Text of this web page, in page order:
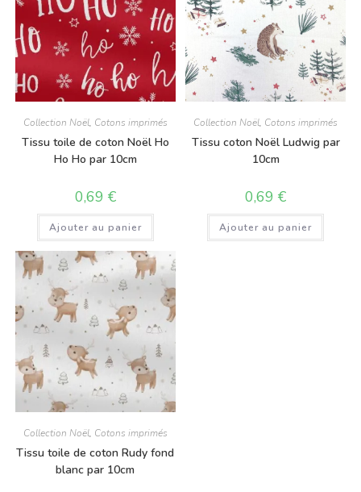
Collection Noël, Cotons imprimés
Tissu toile de coton Noël Ho
Ho Ho par 10cm
0,69 €
Ajouter au panier
Collection Noël, Cotons imprimés
Tissu coton Noël Ludwig par
10cm
0,69€
Ajouter au panier
Collection Noël, Cotons imprimés
Tissu toile de coton Rudy fond
blanc par 10cm